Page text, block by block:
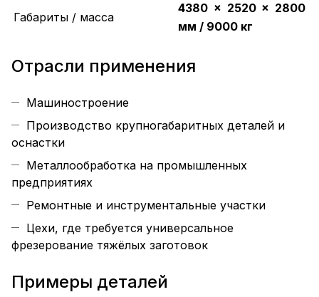
Габариты / масса
4380 × 2520 × 2800
мм / 9000 кг
Отрасли применения
Машиностроение
Производство крупногабаритных деталей и
оснастки
Металлообработка на промышленных
предприятиях
Ремонтные и инструментальные участки
Цехи, где требуется универсальное
фрезерование тяжёлых заготовок
Примеры деталей